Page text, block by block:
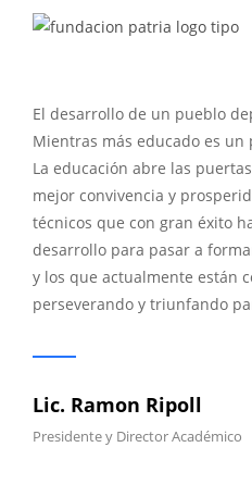
El desarrollo de un pueblo
Mientras más educado es
La educación abre las
mejor convivencia y
técnicos que con gran éxito
desarrollo para pasar a
y los que actualmente están
perseverando y triunfando
Lic. Ramon Ripoll
Presidente y Director Académico